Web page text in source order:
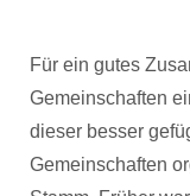
Für ein gutes
Gemeinschaften
dieser besser
Gemeinschaften